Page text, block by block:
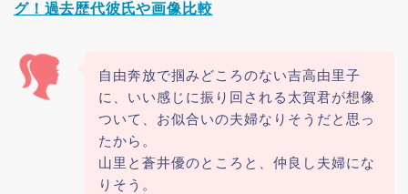
グ！過去歴代彼氏や画像比較
自由奔放で掴みどころのない吉高由里子
に、いい感じに振り回される太賀君が想像
ついて、お似合いの夫婦なりそうだと思っ
たから。
山里と蒼井優のところと、仲良し夫婦にな
りそう。